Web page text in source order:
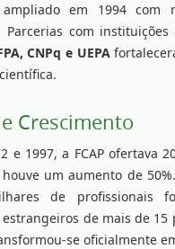
ampliado em 1994 com
Parcerias com instituições
CNPq e UEPA
Crescimento
e 1997, a FCAP ofertava
houve um aumento de
de profissionais
de mais de 15
se oficialmente